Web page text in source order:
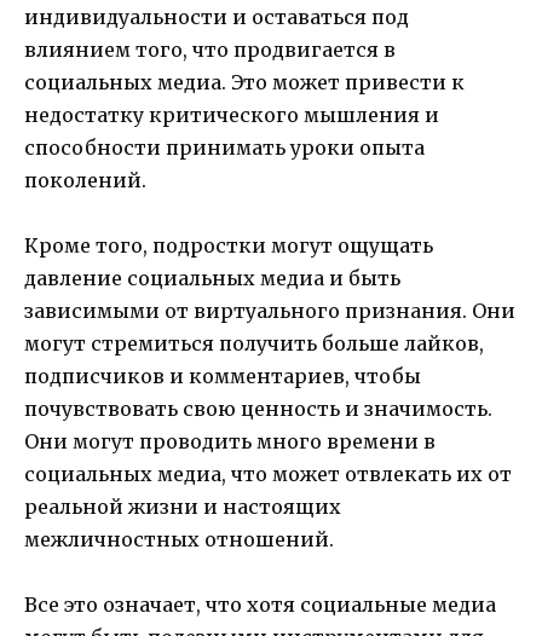
индивидуальности и оставаться под
влиянием того, что продвигается в
социальных медиа. Это может привести к
недостатку критического мышления и
способности принимать уроки опыта
поколений.
Кроме того, подростки могут ощущать
давление социальных медиа и быть
зависимыми от виртуального признания. Они
могут стремиться получить больше лайков,
подписчиков и комментариев, чтобы
почувствовать свою ценность и значимость.
Они могут проводить много времени в
социальных медиа, что может отвлекать их от
реальной жизни и настоящих
межличностных отношений.
Все это означает, что хотя социальные медиа